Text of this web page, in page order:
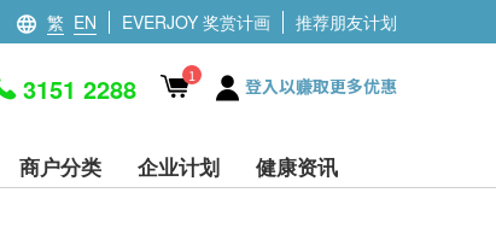
繁 EN EVERJOY 奖赏计画 推荐朋友计划
3151 2288 1 登入以赚取更多优惠
商户分类 企业计划 健康资讯